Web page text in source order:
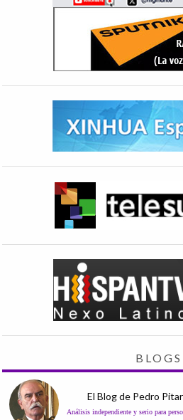
BLOGS
El Blog de Pedro
Análisis independiente y serio para